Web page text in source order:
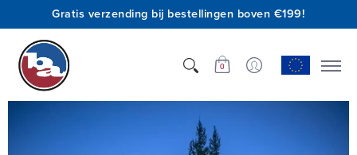
Gratis verzending bij bestellingen boven €199!
Winkel
0